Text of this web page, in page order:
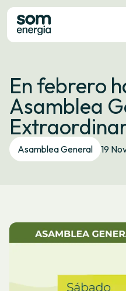
Tarifas
Servizos
Empresas
La cooperativa
Contacto
En febrero
Asamblea
Asamblea General 19